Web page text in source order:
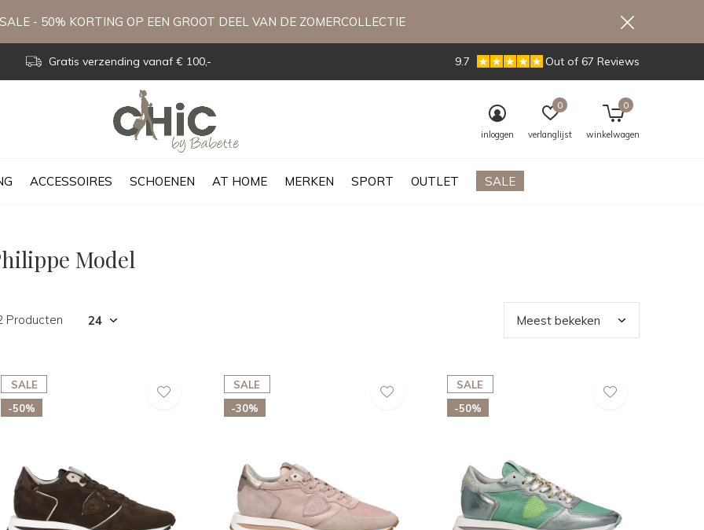
ACCESSOIRES SCHOENEN AT HOME MERKEN SPORT OUTLET SALE
inloggen verlanglijst
0
winkelwagen
0
Gratis verzending vanaf € 100,- 9.7 Out of 67 Reviews
- 50% KORTING OP EEN GROOT DEEL VAN DE ZOMERCOLLECTIE
Model
Producten
SALE
-50%
SALE
-30%
SALE
-50%